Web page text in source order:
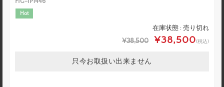
Hot
在庫状態 : 売り切れ
¥38,500 ¥38,500(税込)
只今お取扱い出来ません